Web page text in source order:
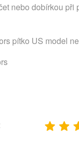
nebo dobírkou
pítko US model